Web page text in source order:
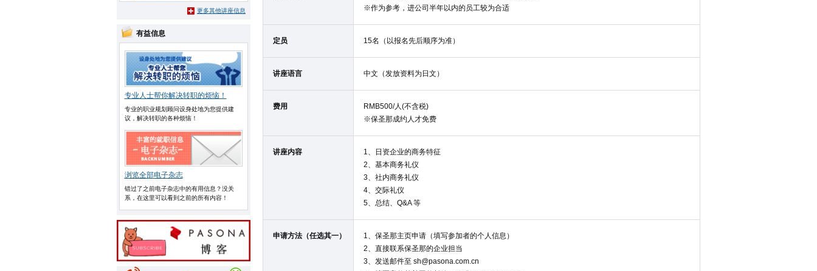
※作为参考，进公司半年以内的员工较为合适
定员 15名（以报名先后顺序为准）
讲座语言 中文（发放资料为日文）
费用
RMB500/人(不含税)
※保圣那成约人才免费
讲座内容
1、日资企业的商务特征
2、基本商务礼仪
3、社内商务礼仪
4、交际礼仪
5、总结、Q&A 等
申请方法（任选其一）
1、保圣那主页申请（填写参加者的个人信息）
2、直接联系保圣那的企业担当
3、发送邮件至 sh@pasona.com.cn
更多其他讲座信息
有益信息
专业人士帮你解决转职的烦恼！
专业的职业规划顾问设身处地为您提供建
议，解决转职的各种烦恼！
浏览全部电子杂志
错过了之前电子杂志中的有用信息？没关
系，在这里可以看到之前的所有内容！